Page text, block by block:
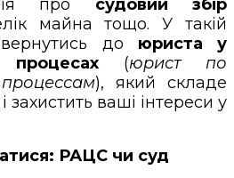
про судовий збір
майна тощо. У такій
до юриста у
процесах (юрист по
), який складе
ваші інтереси у
РАЦС чи суд